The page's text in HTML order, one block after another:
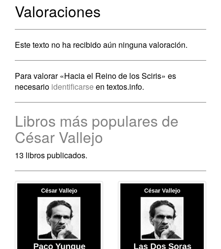
Valoraciones
Este texto no ha recibido aún ninguna valoración.
Para valorar «Hacia el Reino de los Sciris» es
necesario identificarse en textos.info.
Libros más populares de
César Vallejo
13 libros publicados.